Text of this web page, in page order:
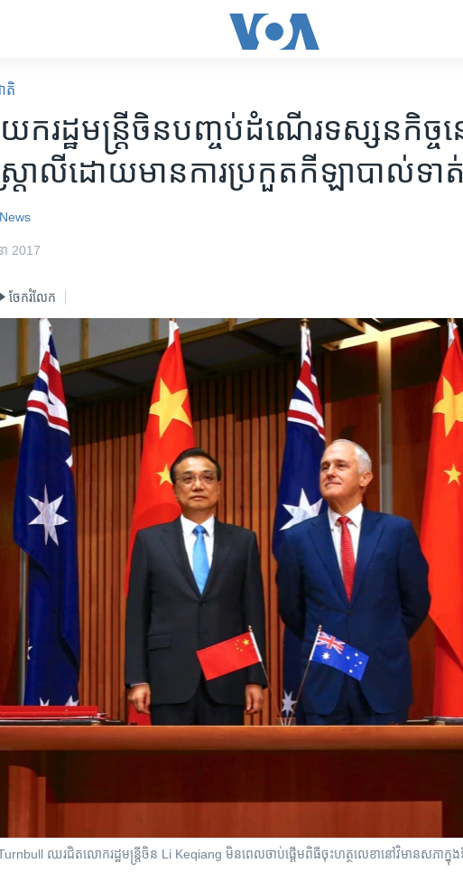
តិ
ករដ្ឋ​មន្រ្តី​ចិន​បញ្ចប់​ដំណើរ​ទស្សនកិច្ច​
តាលី​ដោយ​មាន​ការ​ប្រកួតកីឡាបាល់​ទាត់​
2017
ចែករំលែក
ឈរ​ជិត​លោក​រដ្ឋមន្រ្តី​ចិន​ Li Keqiang​ មិន​ពេល​ចាប់ផ្តើម​ពិធី​ចុះ​ហត្ថលេខានៅ​វិមាន​សភាក្